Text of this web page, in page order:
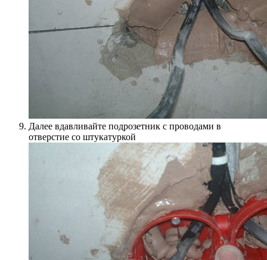
Далее вдавливайте подрозетник с проводами в
отверстие со штукатуркой